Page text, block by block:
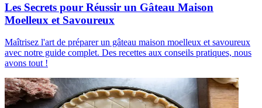
Les Secrets pour Réussir un Gâteau Maison
Moelleux et Savoureux
Maîtrisez l'art de préparer un gâteau maison moelleux et savoureux
avec notre guide complet. Des recettes aux conseils pratiques, nous
avons tout !